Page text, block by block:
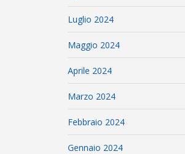
Luglio 2024
Maggio 2024
Aprile 2024
Marzo 2024
Febbraio 2024
Gennaio 2024